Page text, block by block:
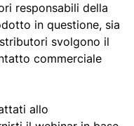
responsabili della
in questione, sia
svolgono il
commerciale
allo